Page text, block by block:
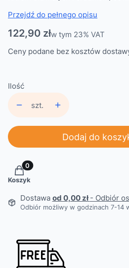
Przejdź do pełnego opisu
Cena
122,90 złw tym 23% VAT
w tym 23% VAT
Ceny podane bez kosztów
Ilość
szt.
Dodaj do
Produkty w koszyku: 0.
Koszyk
Dostawa od 0,00 zł- Odbiór
Odbiór możliwy w godzinach 7-14